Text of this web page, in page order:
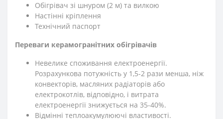
Обігрівач зі шнуром (2 м) та вилкою
Настінні кріплення
Технічний паспорт
Переваги керамогранітних обігрівачів
Невелике споживання електроенергії.
Розрахункова потужність у 1,5-2 рази менша, ніж
конвекторів, масляних радіаторів або
електрокотлів, відповідно, і витрата
електроенергії знижується на 35-40%.
Відмінні теплоакумулюючі властивості.